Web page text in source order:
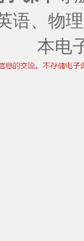
语、物
本电